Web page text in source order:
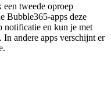
een tweede oproep
Bubble365-apps deze
notificatie en kun je met
andere apps verschijnt er